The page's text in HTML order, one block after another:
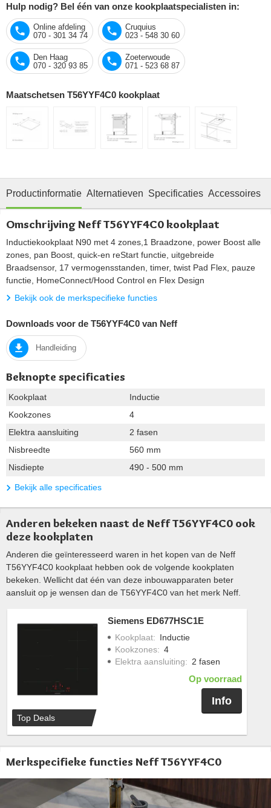
Hulp nodig? Bel één van onze kookplaatspecialisten in:
Online afdeling
070 - 301 34 74
Cruquius
023 - 548 30 60
Den Haag
070 - 320 93 85
Zoeterwoude
071 - 523 68 87
Maatschetsen T56YYF4C0 kookplaat
Productinformatie Alternatieven Specificaties Accessoires
Omschrijving Neff T56YYF4C0 kookplaat
Inductiekookplaat N90 met 4 zones,1 Braadzone, power Boost alle
zones, pan Boost, quick-en reStart functie, uitgebreide
Braadsensor, 17 vermogensstanden, timer, twist Pad Flex, pauze
functie, HomeConnect/Hood Control en Flex Design
Bekijk ook de merkspecifieke functies
Downloads voor de T56YYF4C0 van Neff
Handleiding
Beknopte specificaties
Kookplaat
Inductie
Kookzones
4
Elektra aansluiting
2 fasen
Nisbreedte
560 mm
Nisdiepte
490 - 500 mm
Bekijk alle specificaties
Anderen bekeken naast de Neff T56YYF4C0 ook
deze kookplaten
Anderen die geïnteresseerd waren in het kopen van de Neff
T56YYF4C0 kookplaat hebben ook de volgende kookplaten
bekeken. Wellicht dat één van deze inbouwapparaten beter
aansluit op je wensen dan de T56YYF4C0 van het merk Neff.
Top Deals
Siemens ED677HSC1E
Kookplaat: Inductie
Kookzones: 4
Elektra aansluiting: 2 fasen
Op voorraad
Info
Merkspecifieke functies Neff T56YYF4C0